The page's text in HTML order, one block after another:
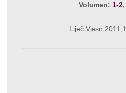
Volumen: 1-2,
Liječ Vjesn